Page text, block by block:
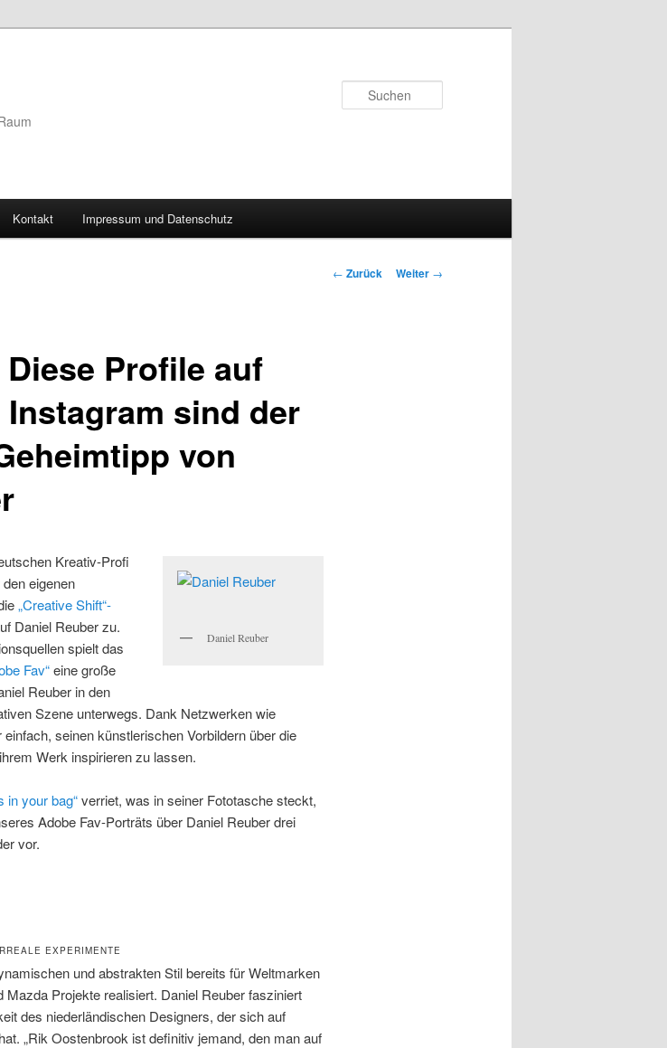
Kontakt Impressum und Datenschutz
Beitrags-
← Zurück Weiter →
Profile auf
sind der
von
Daniel Reuber
Kreativ-Profi
eigenen
„Creative Shift“-
Daniel Reuber zu.
spielt das
Fav“eine große
Reuber in den
Szene unterwegs. Dank Netzwerken wie
seinen künstlerischen Vorbildern über die
Werk inspirieren zu lassen.
in your bag“verriet, was in seiner Fototasche steckt,
Adobe Fav-Porträts über Daniel Reuber drei
vor.
EXPERIMENTE
und abstrakten Stil bereits für Weltmarken
Projekte realisiert. Daniel Reuber fasziniert
des niederländischen Designers, der sich auf
„Rik Oostenbrook ist definitiv jemand, den man auf